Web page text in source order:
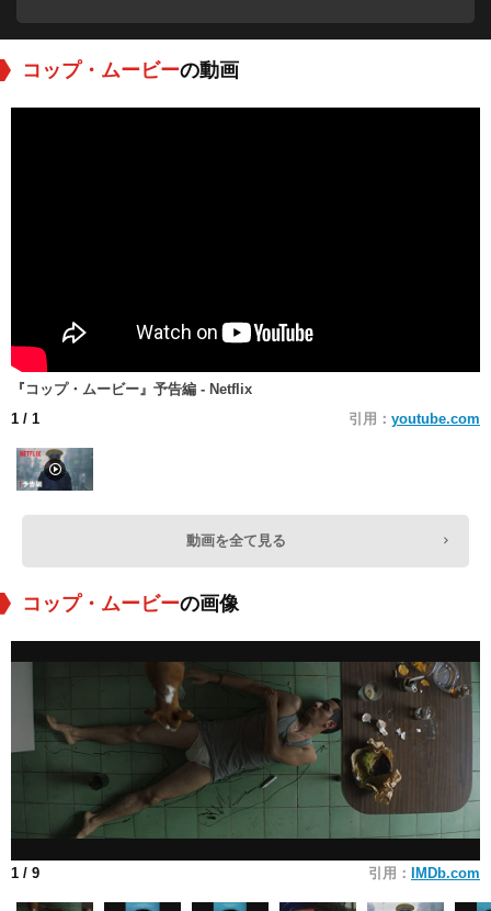
コップ・ムービーの動画
『コップ・ムービー』予告編 - Netflix
1 / 1 引用： youtube.com
動画を全て見る
コップ・ムービーの画像
1 / 9 引用： IMDb.com